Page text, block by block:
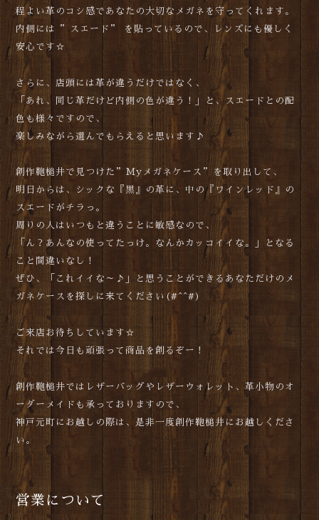
程よい革のコシ感であなたの大切なメガネを守ってくれます。
内側には ”スエード” を貼っているので、レンズにも優しく
安心です☆
さらに、店頭には革が違うだけではなく、
「あれ、同じ革だけど内側の色が違う！」と、スエードとの配
色も様々ですので、
楽しみながら選んでもらえると思います♪
創作鞄槌井で見つけた”Myメガネケース”を取り出して、
明日からは、シックな『黒』の革に、中の『ワインレッド』の
スエードがチラっ。
周りの人はいつもと違うことに敏感なので、
「ん？あんなの使ってたっけ。なんかカッコイイな。」となる
こと間違いなし！
ぜひ、「これイイな～♪」と思うことができるあなただけのメ
ガネケースを探しに来てください(#^^#)
ご来店お待ちしています☆
それでは今日も頑張って商品を創るぞー！
創作鞄槌井ではレザーバッグやレザーウォレット、革小物のオ
ーダーメイドも承っておりますので、
神戸元町にお越しの際は、是非一度創作鞄槌井にお越しくださ
い。
営業について